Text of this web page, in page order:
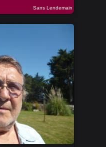
Sans Lendemain